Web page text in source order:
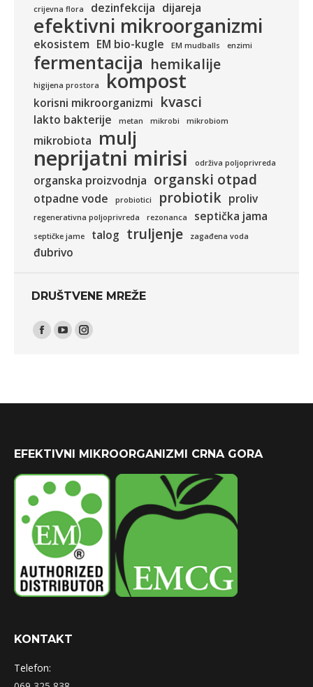
crijevna flora
dezinfekcija dijareja
efektivni mikroorganizmi
ekosistem EM bio-kugle EM mudballs enzimi
fermentacija hemikalije
higijena prostora kompost
korisni mikroorganizmi kvasci
lakto bakterije metan mikrobi mikrobiom
mikrobiota mulj
neprijatni mirisi održiva poljoprivreda
organska proizvodnja organski otpad
otpadne vode probiotici probiotik proliv
regenerativna poljoprivreda rezonanca septička jama
septičke jame talog truljenje zagađena voda
đubrivo
DRUŠTVENE MREŽE
Find us on:
Facebook
YouTubeInstagram
EFEKTIVNI MIKROORGANIZMI CRNA GORA
KONTAKT
Telefon: